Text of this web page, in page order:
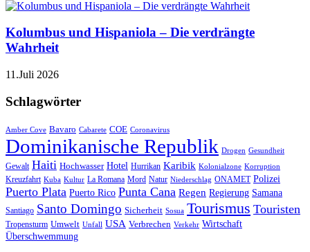
Kolumbus und Hispaniola – Die verdrängte
Wahrheit
11.Juli 2026
Schlagwörter
Amber Cove Bavaro Cabarete COE Coronavirus
Dominikanische Republik Drogen Gesundheit
Gewalt Haiti Hochwasser Hotel Hurrikan Karibik Kolonialzone Korruption
Kreuzfahrt Kuba Kultur La Romana Mord Natur Niederschlag ONAMET Polizei
Puerto Plata Puerto Rico Punta Cana Regen Regierung Samana
Santiago Santo Domingo Sicherheit Sosua Tourismus Touristen
Tropensturm Umwelt Unfall USA Verbrechen Verkehr Wirtschaft
Überschwemmung